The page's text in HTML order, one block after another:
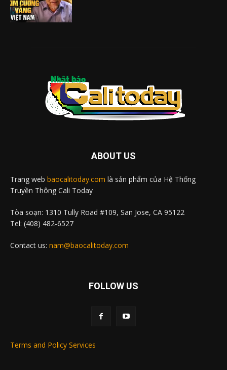
ABOUT US
Trang web baocalitoday.com là sản phẩm của Hệ Thống
Truyền Thông Cali Today
Tòa soạn: 1310 Tully Road #109, San Jose, CA 95122
Tel: (408) 482-6527
Contact us: nam@baocalitoday.com
FOLLOW US
Terms and Policy Services